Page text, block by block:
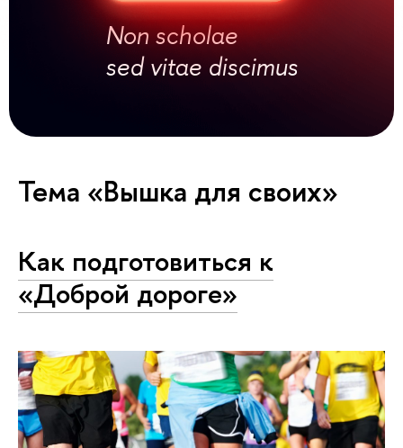
Non scholae
sed vitae discimus
Тема «Вышка для своих»
Как подготовиться к
«Доброй дороге»